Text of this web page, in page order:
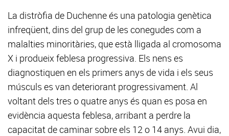
La distròfia de Duchenne és una patologia genètica
infreqüent, dins del grup de les conegudes com a
malalties minoritàries, que està lligada al cromosoma
X i produeix feblesa progressiva. Els nens es
diagnostiquen en els primers anys de vida i els seus
músculs es van deteriorant progressivament. Al
voltant dels tres o quatre anys és quan es posa en
evidència aquesta feblesa, arribant a perdre la
capacitat de caminar sobre els 12 o 14 anys. Avui dia,